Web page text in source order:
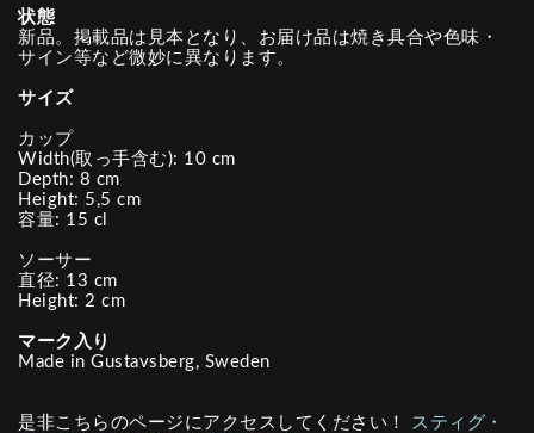
状態
新品。掲載品は見本となり、お届け品は焼き具合や色味・
サイン等など微妙に異なります。
サイズ
カップ
Width(取っ手含む): 10 cm
Depth: 8 cm
Height: 5,5 cm
容量: 15 cl
ソーサー
直径: 13 cm
Height: 2 cm
マーク入り
Made in Gustavsberg, Sweden
是非こちらのページにアクセスしてください！ スティグ・